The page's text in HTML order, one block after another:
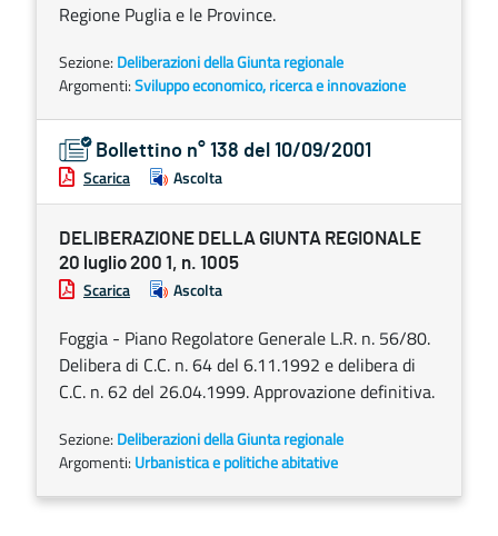
Regione Puglia e le Province.
Sezione: Deliberazioni della Giunta regionale
Argomenti:Sviluppo economico, ricerca e innovazione
Bollettino n° 138 del 10/09/2001
Scarica Ascolta
DELIBERAZIONE DELLA GIUNTA REGIONALE
20 luglio 200 1, n. 1005
Scarica Ascolta
Foggia - Piano Regolatore Generale L.R. n. 56/80.
Delibera di C.C. n. 64 del 6.11.1992 e delibera di
C.C. n. 62 del 26.04.1999. Approvazione definitiva.
Sezione: Deliberazioni della Giunta regionale
Argomenti: Urbanistica e politiche abitative